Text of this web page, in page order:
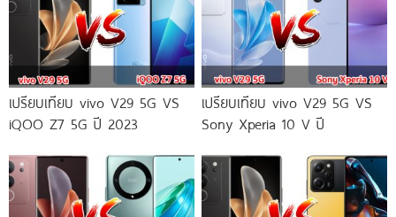
เปรียบเทียบ vivo V29 5G VS
iQOO Z7 5G ปี 2023
เปรียบเทียบ vivo V29 5G VS
Sony Xperia 10 V ปี